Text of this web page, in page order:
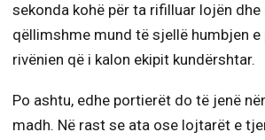
sekonda kohë për ta rifilluar lojën dhe
qëllimshme mund të sjellë humbjen
rivënien që i kalon ekipit kundërshtar.
Po ashtu, edhe portierët do të jenë
madh. Në rast se ata ose lojtarët e